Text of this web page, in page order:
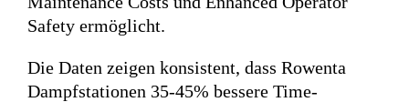
Safety ermöglicht.
Die Daten zeigen konsistent, dass Rowenta
Dampfstationen 35-45% bessere Time-